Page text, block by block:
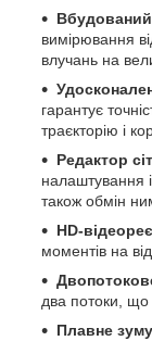
вимірювання
влучань на
гарантує
траєкторію і
Редактор
налаштування
також обмін
HD-
моментів на
два потоки, що
Плавне